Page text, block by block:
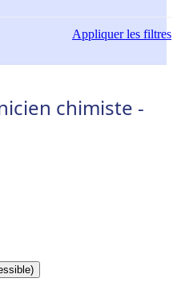
Appliquerles filtres
chimiste -